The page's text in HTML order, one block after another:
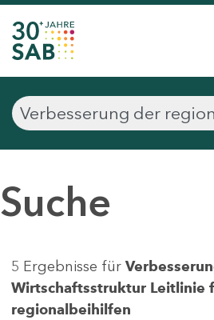
Suche
5 Ergebnisse für
Wirtschaftsstruktur Leitlinie
regionalbeihilfen